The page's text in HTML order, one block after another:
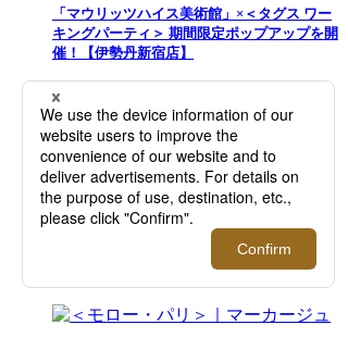
「マウリッツハイス美術館」×＜タグス ワー
キングパーティ＞ 期間限定ポップアップを開
催！【伊勢丹新宿店】
2026.07.29 - 08.11
二面性が特徴のアイウエアブランド＜トゥー
フェイス＞｜知的で洗練された目元を演出す
る新作を先行販売！【伊勢丹新宿店】